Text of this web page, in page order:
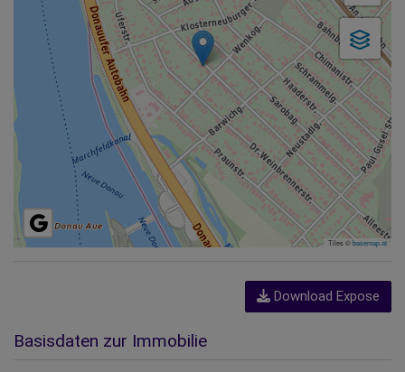
Tiles ©basemap.at
Download Expose
Basisdaten zur Immobilie